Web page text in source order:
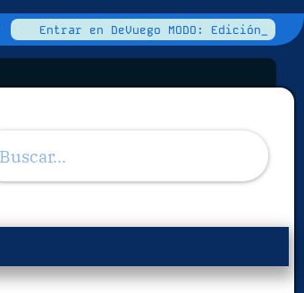
Entrar en DeVuego MODO: Edición_